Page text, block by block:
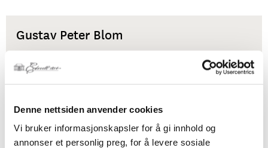
Denne nettsiden anvender cookies
Vi bruker informasjonskapsler for å gi innhold og
annonser et personlig preg, for å levere sosiale
Gustav Peter Blom
Parti:Unionspartiet
Yrke:Sorenskriver
Nasjonalitet:Norsk